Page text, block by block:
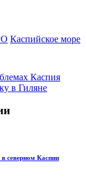
Каспийское море
Каспия
в Гиляне
северном Каспии